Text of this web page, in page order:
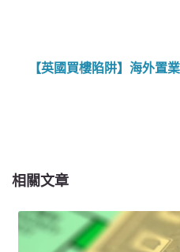
【英國買樓陷阱】海外置
相關文章